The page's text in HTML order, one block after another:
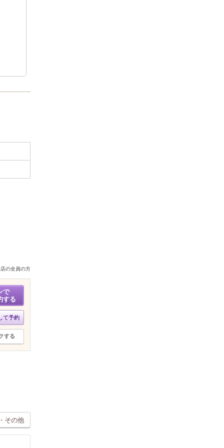
の全員の方
で
する
て予約
する
その他